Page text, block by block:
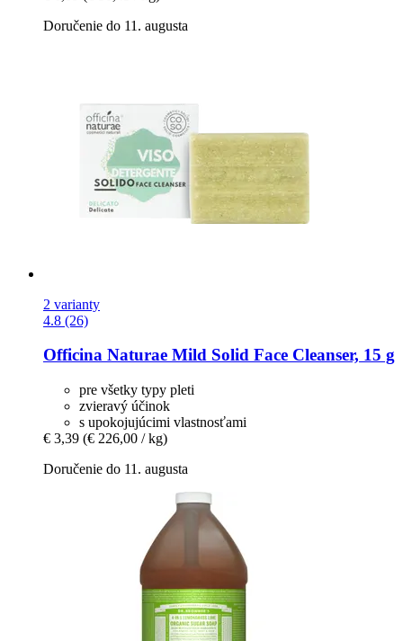
Doručenie do 11. augusta
2 varianty
4.8 (26)
Officina Naturae Mild Solid Face Cleanser, 15 g
pre všetky typy pleti
zvieravý účinok
s upokojujúcimi vlastnosťami
€ 3,39 (€ 226,00 / kg)
Doručenie do 11. augusta